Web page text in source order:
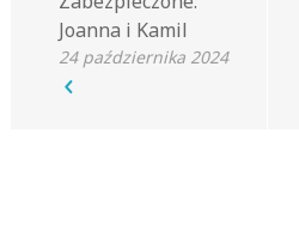
Joanna i Kamil
24 października 2024